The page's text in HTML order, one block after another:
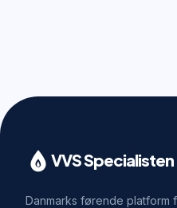
VVS Specialisten
Danmarks førende platform